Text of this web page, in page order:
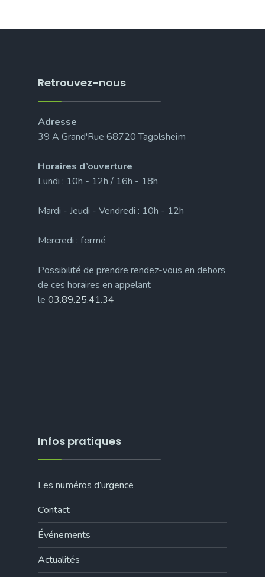
Retrouvez-nous
Adresse
39 A Grand'Rue 68720 Tagolsheim
Horaires d’ouverture
Lundi : 10h - 12h / 16h - 18h
Mardi - Jeudi - Vendredi : 10h - 12h
Mercredi : fermé
Possibilité de prendre rendez-vous en dehors
de ces horaires en appelant
le 03.89.25.41.34
Infos pratiques
Les numéros d’urgence
Contact
Événements
Actualités